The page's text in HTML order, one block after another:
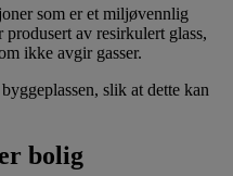
som er et miljøvennlig
av resirkulert glass,
ikke avgir gasser.
slik at dette kan
bolig